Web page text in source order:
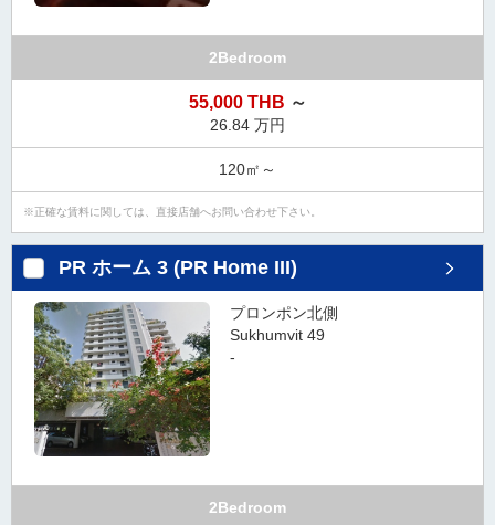
2Bedroom
55,000 THB ～
26.84 万円
120㎡～
正確な賃料に関しては、直接店舗へお問い合わせ下さい。
PR ホーム 3 (PR Home III)
プロンポン北側
Sukhumvit 49
-
2Bedroom